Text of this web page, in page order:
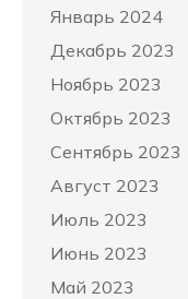
Январь 2024
Декабрь 2023
Ноябрь 2023
Октябрь 2023
Сентябрь 2023
Август 2023
Июль 2023
Июнь 2023
Май 2023